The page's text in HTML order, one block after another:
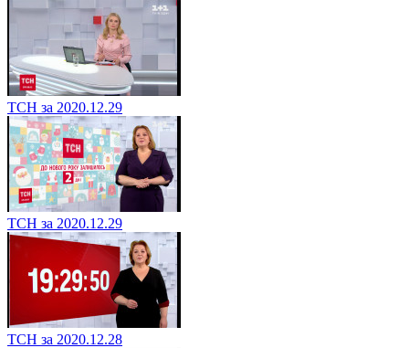
ТСН за 2020.12.29
ТСН за 2020.12.29
ТСН за 2020.12.28